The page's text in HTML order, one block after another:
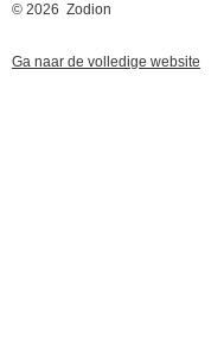
© 2026 Zodion
Ga naar de volledige website